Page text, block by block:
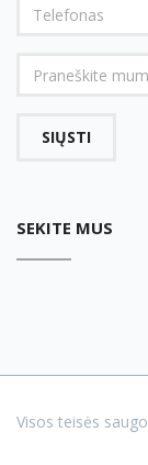
SIŲSTI
SEKITE MUS
Visos teisės